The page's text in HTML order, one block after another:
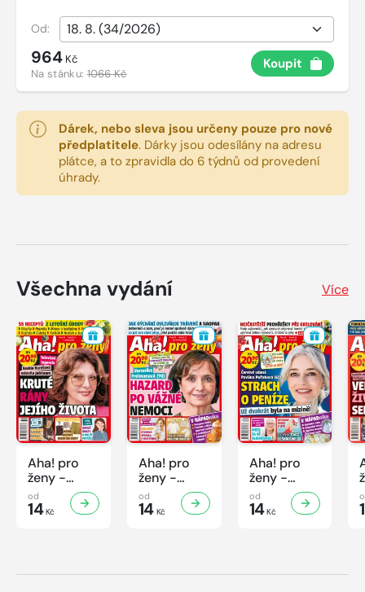
Od:
964 Kč
Na stánku:1066 Kč
Koupit
Dárek, nebo sleva jsou určeny pouze pro nové
předplatitele. Dárky jsou odesílány na adresu
plátce, a to zpravidla do 6 týdnů od provedení
úhrady.
Všechna vydání Více
Aha! pro
ženy -
32/2026
od
14Kč
Aha! pro
ženy -
31/2026
od
14Kč
Aha! pro
ženy -
30/2026
od
14Kč